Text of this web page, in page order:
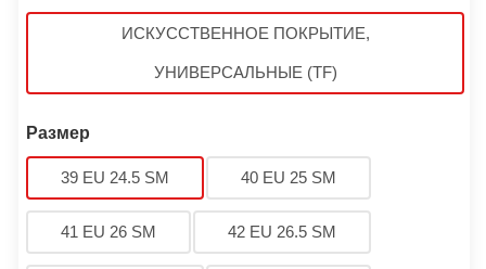
ИСКУССТВЕННОЕ ПОКРЫТИЕ,
УНИВЕРСАЛЬНЫЕ (TF)
Размер
39 EU 24.5 SM 40 EU 25 SM
41 EU 26 SM 42 EU 26.5 SM